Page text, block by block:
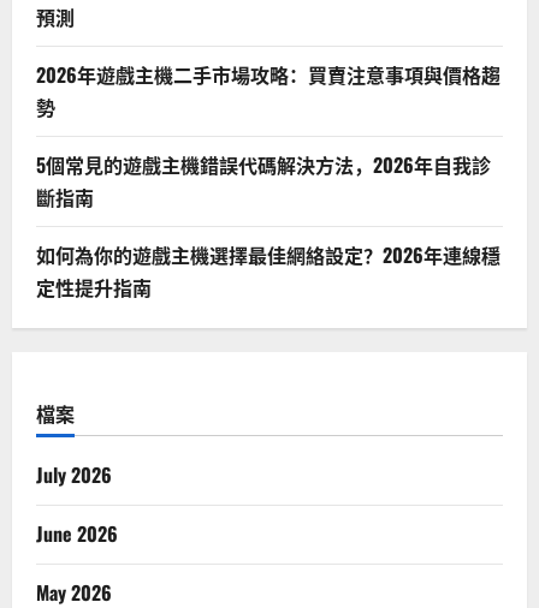
預測
2026年遊戲主機二手市場攻略：買賣注意事項與價格趨
勢
5個常見的遊戲主機錯誤代碼解決方法，2026年自我診
斷指南
如何為你的遊戲主機選擇最佳網絡設定？2026年連線穩
定性提升指南
檔案
July 2026
June 2026
May 2026